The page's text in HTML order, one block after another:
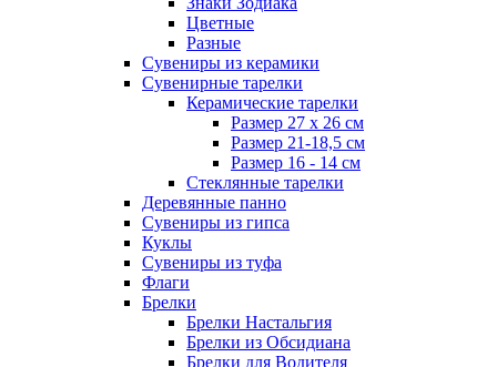
Цветные
Разные
Сувениры из керамики
Сувенирные тарелки
Керамические тарелки
Размер 27 х 26 см
Размер 21-18,5 см
Размер 16 - 14 см
Стеклянные тарелки
Деревянные панно
Сувениры из гипса
Куклы
Сувениры из туфа
Флаги
Брелки
Брелки Настальгия
Брелки из Обсидиана
Брелки для Водителя